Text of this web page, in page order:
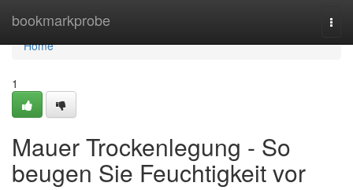
bookmarkprobe
Home
Home
1
Mauer Trockenlegung - So
beugen Sie Feuchtigkeit vor